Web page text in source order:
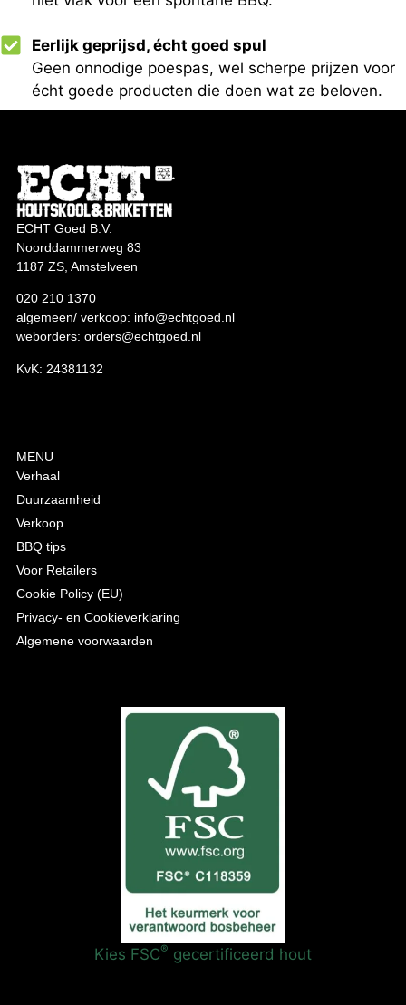
Eerlijk geprijsd, écht goed spul
Geen onnodige poespas, wel scherpe prijzen voor
écht goede producten die doen wat ze beloven.
ECHT Goed B.V.
Noorddammerweg 83
1187 ZS, Amstelveen
020 210 1370
algemeen/ verkoop: info@echtgoed.nl
weborders: orders@echtgoed.nl
KvK: 24381132
MENU
Verhaal
Duurzaamheid
Verkoop
BBQ tips
Voor Retailers
Cookie Policy (EU)
Privacy- en Cookieverklaring
Algemene voorwaarden
Kies FSC® gecertificeerd hout